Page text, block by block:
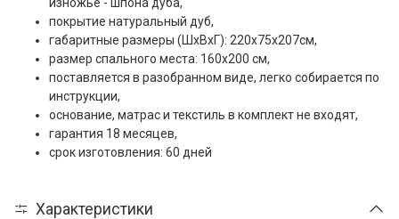
покрытие натуральный дуб,
габаритные размеры (ШxВxГ): 220x75x207см,
размер спального места: 160x200 см,
поставляется в разобранном виде, легко собирается по
инструкции,
основание, матрас и текстиль в комплект не входят,
гарантия 18 месяцев,
срок изготовления: 60 дней
Характеристики